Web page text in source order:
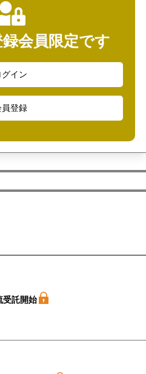
会員限定です
グイン
員登録
受託開始